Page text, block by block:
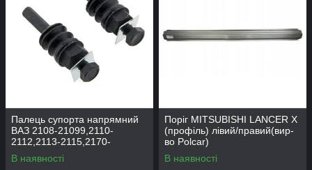
Палець супорта напрямний
ВАЗ 2108-21099,2110-
2112,2113-2115,2170-
2172,2190, 1117-1119 (к-т
2шт) (вир-во BEG-LINE)
В наявності
Поріг MITSUBISHI LANCER Х
(профіль) лівий/правий(вир-
во Polcar)
В наявності